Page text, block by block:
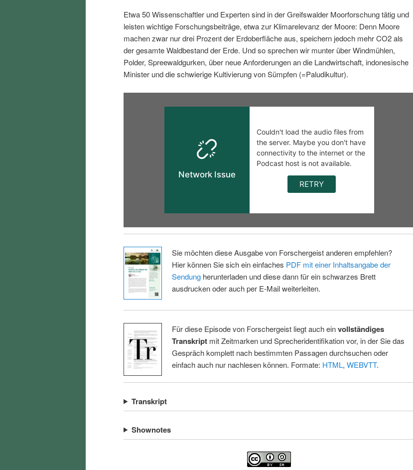
e
n
n
g
e
Etwa 50 Wissenschaftler und Experten sind in der Greifswalder Moorforschung tätig und
leisten wichtige Forschungsbeiträge, etwa zur Klimarelevanz der Moore: Denn Moore
machen zwar nur drei Prozent der Erdoberfläche aus, speichern jedoch mehr CO2 als
der gesamte Waldbestand der Erde. Und so sprechen wir munter über Windmühlen,
Polder, Spreewaldgurken, über neue Anforderungen an die Landwirtschaft, indonesische
Minister und die schwierige Kultivierung von Sümpfen (=Paludikultur).
Sie möchten diese Ausgabe von Forschergeist anderen empfehlen?
Hier können Sie sich ein einfaches PDF mit einer Inhaltsangabe der
Sendungherunterladen und diese dann für ein schwarzes Brett
ausdrucken oder auch per E-Mail weiterleiten.
Für diese Episode von Forschergeist liegt auch einvollständiges
Transkriptmit Zeitmarken und Sprecheridentifikation vor, in der Sie das
Gespräch komplett nach bestimmten Passagen durchsuchen oder
einfach auch nur nachlesen können. Formate: HTML, WEBVTT.
Transkript
Shownotes